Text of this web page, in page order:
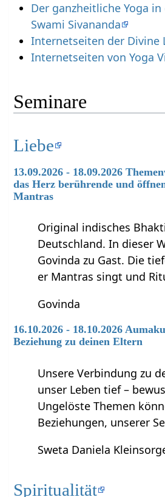
Der ganzheitliche Yoga
Swami Sivananda
Internetseiten der Divine
Internetseiten von Yoga
Seminare
Liebe
13.09.2026 - 18.09.2026
das Herz berührende und
Mantras
Original indisches
Deutschland. In dieser
Govinda zu Gast. Die
er Mantras singt und
Govinda
16.10.2026 - 18.10.2026
Beziehung zu deinen Eltern
Unsere Verbindung zu
unser Leben tief –
Ungelöste Themen
Beziehungen, unserer
Sweta Daniela
Spiritualität